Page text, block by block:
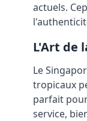
actuels.
L'Art de
Le
tropicaux
parfait
service,